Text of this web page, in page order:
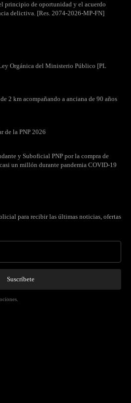
principio de oportunidad y el acuerdo
delictiva. [Res. 2074-2026-MP-FN]
Orgánica del Ministerio Público [PL
2 km acompañando a anciana de 90 años
de la PNP 2026
y Suboficial PNP por la compra de
un millón durante pandemia COVID-19
para recibir las últimas noticias, ofertas
Suscríbete